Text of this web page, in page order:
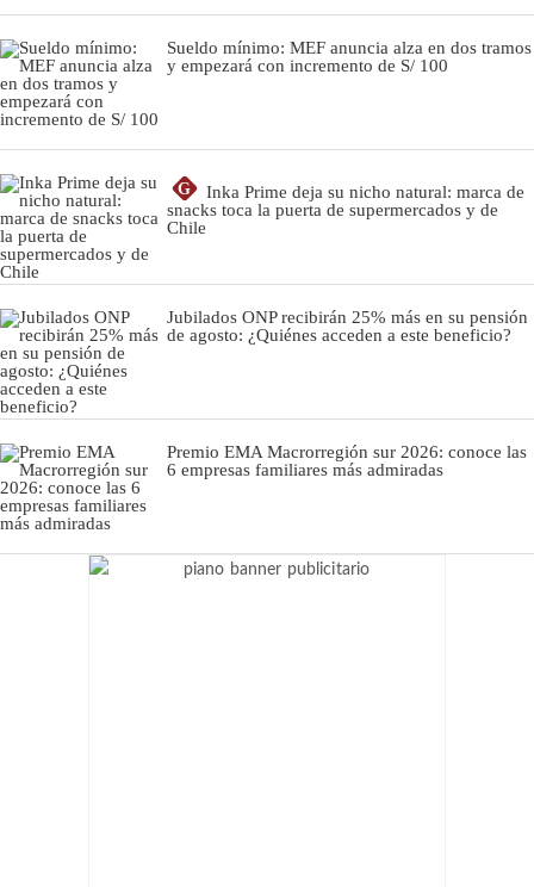
Sueldo mínimo: MEF anuncia alza en dos tramos
y empezará con incremento de S/ 100
G
Inka Prime deja su nicho natural: marca de
snacks toca la puerta de supermercados y de
Chile
Jubilados ONP recibirán 25% más en su pensión
de agosto: ¿Quiénes acceden a este beneficio?
Premio EMA Macrorregión sur 2026: conoce las
6 empresas familiares más admiradas